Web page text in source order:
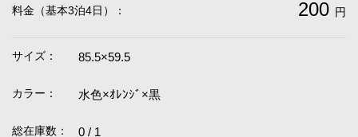
料金（基本3泊4日）： 200 円
サイズ： 85.5×59.5
カラー： 水色×ｵﾚﾝｼﾞ×黒
総在庫数： 0 / 1